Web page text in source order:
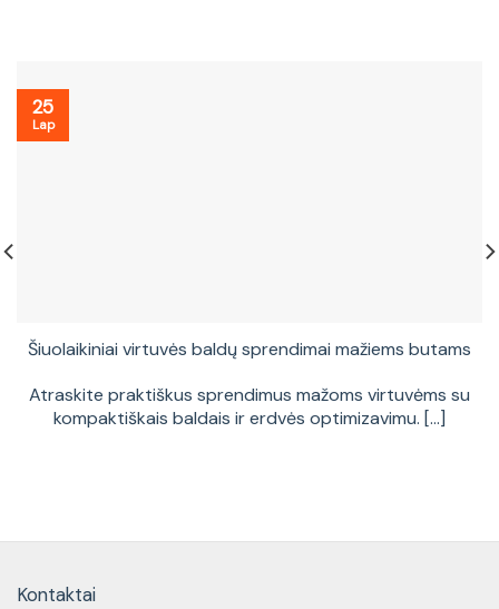
Šiuolaikiniai virtuvės baldų sprendimai mažiems butams
Atraskite praktiškus sprendimus mažoms virtuvėms su
kompaktiškais baldais ir erdvės optimizavimu. [...]
25
Lap
Kontaktai